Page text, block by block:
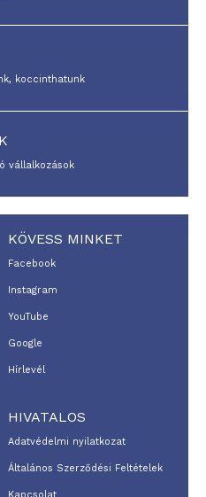
koccinthatunk
vállalkozások
KÖVESS MINKET
Facebook
Instagram
YouTube
Google
Hírlevél
HIVATALOS
Adatvédelmi nyilatkozat
Általános Szerződési Feltételek